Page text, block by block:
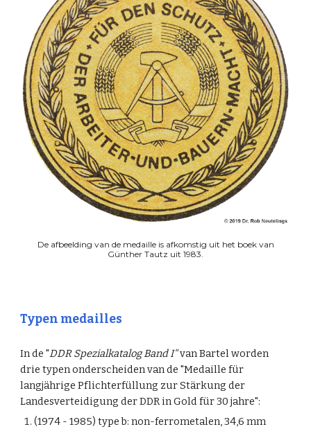
De afbeelding van de medaille is afkomstig uit het boek van
Günther Tautz uit 1983.
Typen medailles
In de "DDR Spezialkatalog Band I"van Bartel worden
drie typen onderscheiden van de "Medaille für
langjährige Pflichterfüllung zur Stärkung der
Landesverteidigung der DDR in Gold für 30 jahre":
(1974 - 1985) type b: non-ferrometalen, 34,6 mm